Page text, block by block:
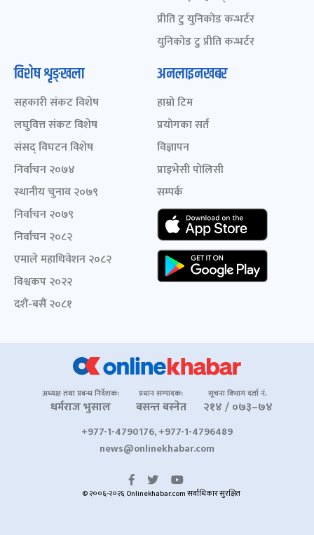
प्रीति टु युनिकोड कन्भर्टर
युनिकोड टु प्रीति कन्भर्टर
विशेष शृङ्खला
सहकारी संकट विशेष
लघुवित्त संकट विशेष
संसद् विघटन विशेष
निर्वाचन २०७४
स्थानीय चुनाव २०७९
निर्वाचन २०७९
निर्वाचन २०८२
एमाले महाधिवेशन २०८२
विश्वकप २०२२
दशैं-बसैं २०८१
अनलाइनखबर
हाम्रो टिम
प्रयोगका सर्त
विज्ञापन
प्राइभेसी पोलिसी
सम्पर्क
अध्यक्ष तथा प्रबन्ध निर्देशक:
धर्मराज भुसाल
प्रधान सम्पादक:
बसन्त बस्नेत
सूचना विभाग दर्ता नं.
२१४ / ०७३–७४
+977-1-4790176, +977-1-4796489
news@onlinekhabar.com
© २००६-२०२६ Onlinekhabar.com सर्वाधिकार सुरक्षित